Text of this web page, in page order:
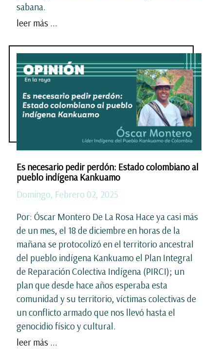
sabana.
leer más ...
Es necesario pedir perdón: Estado colombiano al
pueblo indígena Kankuamo
Domingo, Febrero 02, 2025
Por: Óscar Montero De La Rosa Hace ya casi más
de un mes, el 18 de diciembre en horas de la
mañana se protocolizó en el territorio ancestral
del pueblo indígena Kankuamo el Plan Integral
de Reparación Colectiva Indígena (PIRCI); un
plan que desde hace años esperaba esta
comunidad y su territorio, víctimas colectivas de
un conflicto armado que nos llevó hasta el
genocidio físico y cultural.
leer más ...